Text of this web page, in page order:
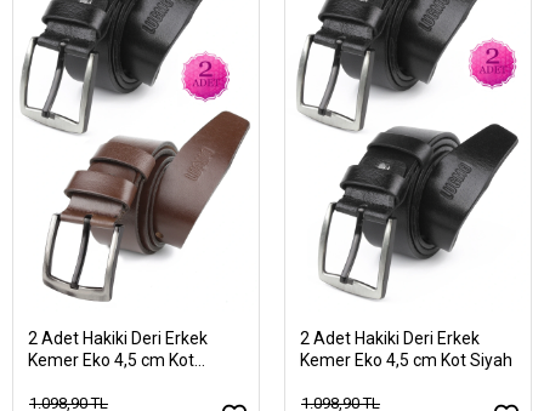
2 Adet Hakiki Deri Erkek
Kemer Eko 4,5 cm Kot
1.098,90 TL
2 Adet Hakiki Deri Erkek
Kemer Eko 4,5 cm Kot Siyah
1.098,90 TL